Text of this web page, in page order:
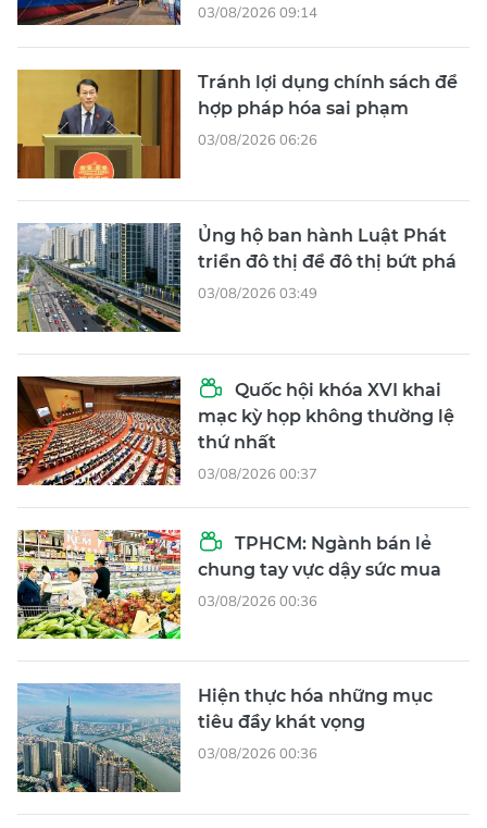
03/08/2026 09:14
Tránh lợi dụng chính sách để
hợp pháp hóa sai phạm
03/08/2026 06:26
Ủng hộ ban hành Luật Phát
triển đô thị để đô thị bứt phá
03/08/2026 03:49
Quốc hội khóa XVI khai
mạc kỳ họp không thường lệ
thứ nhất
03/08/2026 00:37
TPHCM: Ngành bán lẻ
chung tay vực dậy sức mua
03/08/2026 00:36
Hiện thực hóa những mục
tiêu đầy khát vọng
03/08/2026 00:36